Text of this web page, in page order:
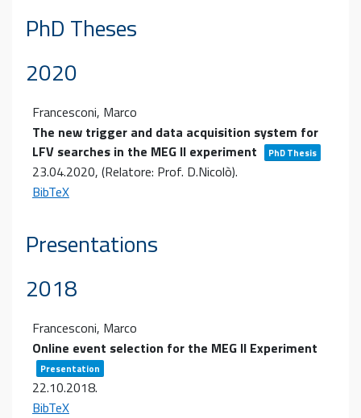
PhD Theses
2020
Francesconi, Marco
The new trigger and data acquisition system for
LFV searches in the MEG II experiment
PhD Thesis
23.04.2020, (Relatore: Prof. D.Nicolò).
BibTeX
Presentations
2018
Francesconi, Marco
Online event selection for the MEG II Experiment
Presentation
22.10.2018.
BibTeX